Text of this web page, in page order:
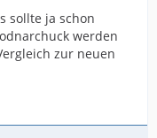
sollte ja schon
werden
zur neuen